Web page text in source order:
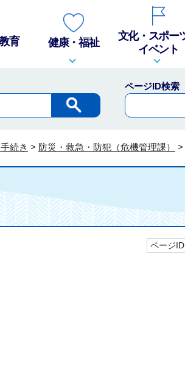
育 健康・福祉
文化・スポー
イベント
ページID検索
続き > 防災・救急・防犯（危機管理課） >
ページ